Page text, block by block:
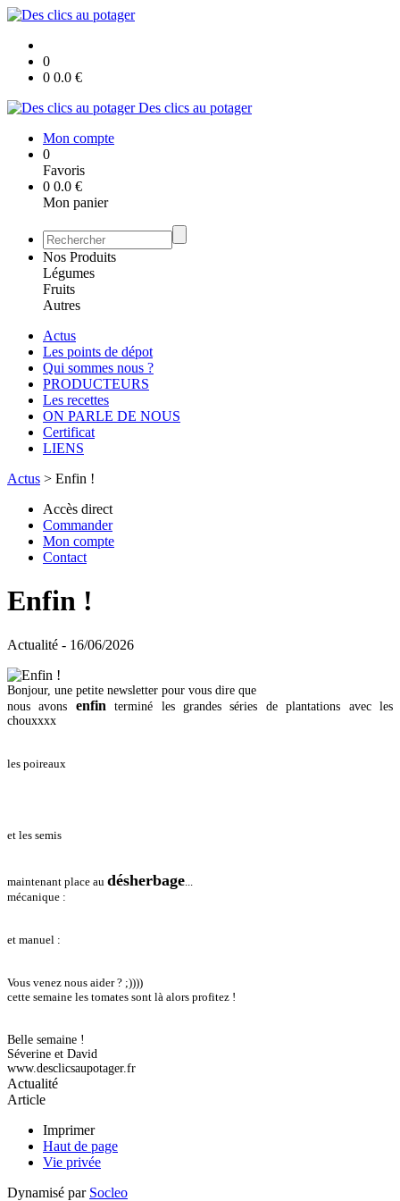
0
0 0.0 €
Des clics au potager
Mon compte
0
Favoris
0 0.0 €
Mon panier
Nos Produits
Légumes
Fruits
Autres
Actus
Les points de dépot
Qui sommes nous ?
PRODUCTEURS
Les recettes
ON PARLE DE NOUS
Certificat
LIENS
Actus > Enfin !
Accès direct
Commander
Mon compte
Contact
Enfin !
Actualité - 16/06/2026
Bonjour, une petite newsletter pour vous dire que
nous avons enfin terminé les grandes séries de plantations avec les
chouxxxx
les poireaux
et les semis
maintenant place au désherbage
mécanique :
et manuel :
Vous venez nous aider ? ;))))
cette semaine les tomates sont là alors profitez !
Belle semaine !
Séverine et David
www.desclicsaupotager.fr
Actualité
Article
Imprimer
Haut de page
Vie privée
Dynamisé par Socleo